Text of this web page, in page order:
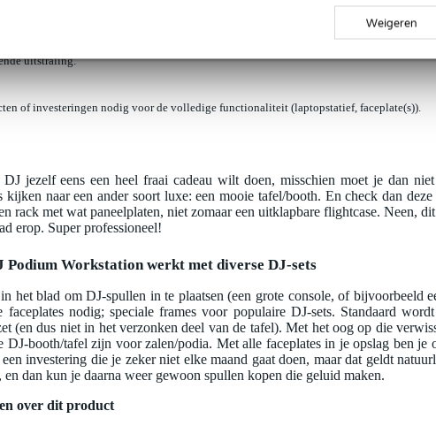
Weigeren
uitstraling.
of investeringen nodig voor de volledige functionaliteit (laptopstatief, faceplate(s)).
jezelf eens een heel fraai cadeau wilt doen, misschien moet je dan
kijken naar een ander soort luxe: een mooie tafel/booth. En check dan
rack met wat paneelplaten, niet zomaar een uitklapbare flightcase. Neen,
erop. Super professioneel!
Podium Workstation werkt met diverse DJ-sets
het blad om DJ-spullen in te plaatsen (een grote console, of bijvoorbeeld
nodig; speciale frames voor populaire DJ-sets. Standaard
(en dus niet in het verzonken deel van de tafel). Met het oog op die
DJ-booth/tafel zijn voor zalen/podia. Met alle faceplates in je opslag ben
investering die je zeker niet elke maand gaat doen, maar dat geldt
en dan kun je daarna weer gewoon spullen kopen die geluid maken.
over dit product